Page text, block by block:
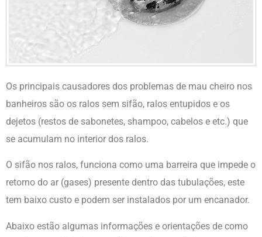
Os principais causadores dos problemas de mau cheiro nos
banheiros são os ralos sem sifão, ralos entupidos e os
dejetos (restos de sabonetes, shampoo, cabelos e etc.) que
se acumulam no interior dos ralos.
O sifão nos ralos, funciona como uma barreira que impede o
retorno do ar (gases) presente dentro das tubulações, este
tem baixo custo e podem ser instalados por um encanador.
Abaixo estão algumas informações e orientações de como